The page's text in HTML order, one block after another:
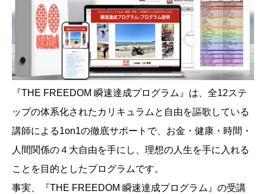
『THE FREEDOM 瞬速達成プログラム』は、全12ステ
ップの体系化されたカリキュラムと自由を謳歌している
講師による1on1の徹底サポートで、お金・健康・時間・
人間関係の４大自由を手にし、理想の人生を手に入れる
ことを目的としたプログラムです。
事実、『THE FREEDOM 瞬速達成プログラム』の受講